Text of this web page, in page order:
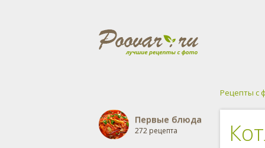
Первые блюда
272 рецепта
Рецепты с